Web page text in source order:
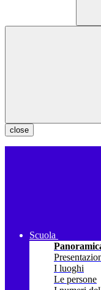
close
Scuola
I luoghi
Le persone